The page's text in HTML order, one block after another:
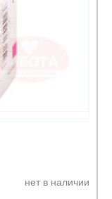
нет в наличии